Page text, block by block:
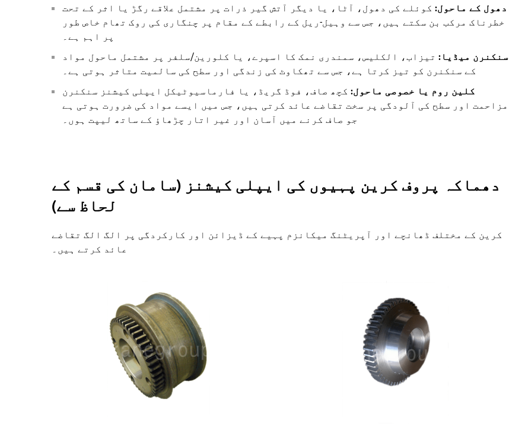
دھول کے ماحول: کوئلے کی دھول، آٹا، یا دیگر آتش گیر ذرات پر مشتمل علاقے رگڑ یا اثر کے تحت
خطرناک مرکب بن سکتے ہیں، جس سے وہیل-ریل کے رابطے کے مقام پر چنگاری کی روک تھام خاص طور
پر اہم ہے۔
سنکنرن میڈیا: تیزاب، الکلیس، سمندری نمک کا اسپرے، یا کلورین/سلفر پر مشتمل ماحول مواد
کے سنکنرن کو تیز کرتا ہے، جس سے تھکاوٹ کی زندگی اور سطح کی سالمیت متاثر ہوتی ہے۔
کلین روم یا خصوصی ماحول: کچھ صاف، فوڈ گریڈ، یا فارماسیوٹیکل ایپلی کیشنز سنکنرن
مزاحمت اور سطح کی آلودگی پر سخت تقاضے عائد کرتی ہیں، جس میں ایسے مواد کی ضرورت ہوتی ہے
جو صاف کرنے میں آسان اور غیر اتار چڑھاؤ کے ساتھ لیپت ہوں۔
دھماکہ پروف کرین پہیوں کی ایپلی کیشنز (سامان کی قسم کے
لحاظ سے)
کرین کے مختلف ڈھانچے اور آپریٹنگ میکانزم پہیے کے ڈیزائن اور کارکردگی پر الگ الگ تقاضے
عائد کرتے ہیں۔